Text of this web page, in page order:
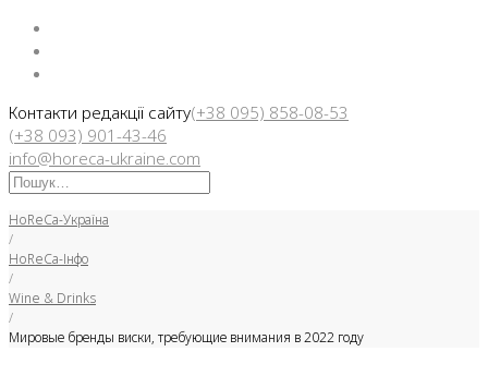
Контакти редакції сайту(+38 095) 858-08-53
(+38 093) 901-43-46
info@horeca-ukraine.com
Искать:
HoReCa-Україна
/
HoReCa-Інфо
/
Wine & Drinks
/
Мировые бренды виски, требующие внимания в 2022 году